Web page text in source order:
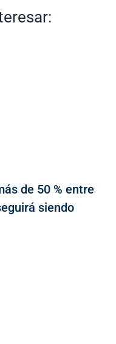
de 50 % entre
siendo